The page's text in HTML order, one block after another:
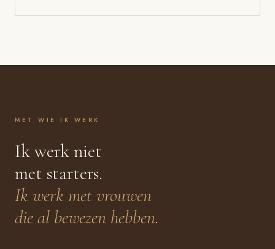
MET WIE IK WERK
Ik werk niet
met starters.
Ik werk met vrouwen
die al bewezen hebben.